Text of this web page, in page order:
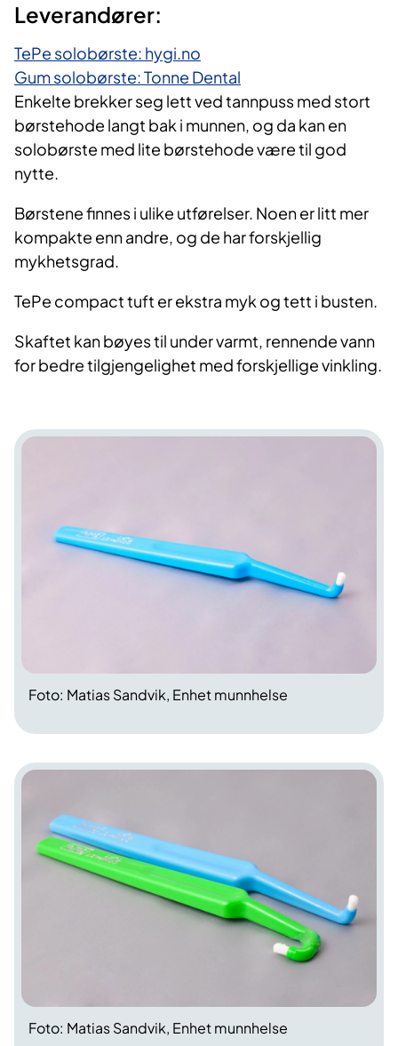
Leverandører:
TePe solobørste: hygi.no
Gum solobørste: Tonne Dental​
Enkelte brekker seg lett ved tannpuss med stort
børstehode langt bak i munnen, og da kan en
solobørste med lite børstehode være til god
nytte.
Børstene finnes i ulike utførelser. Noen er litt mer
kompakte enn andre, og de har forskjellig
mykhetsgrad.
TePe compact tuft er ekstra myk og tett i busten.
Skaftet kan bøyes til under varmt, rennende vann
for bedre tilgjengelighet med forskjellige vinkling.
Foto: Matias Sandvik, Enhet munnhelse
Foto: Matias Sandvik, Enhet munnhelse